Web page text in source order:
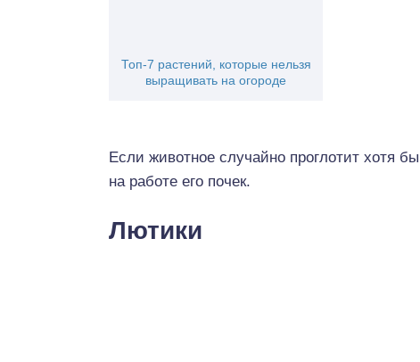
Топ-7 растений, которые нельзя
выращивать на огороде
Если животное случайно проглотит хотя
на работе его почек.
Лютики